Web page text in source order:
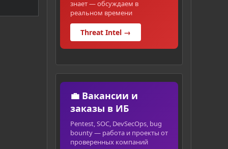
знает — обсуждаем в
реальном времени
Threat Intel →
💼 Вакансии и
заказы в ИБ
Pentest, SOC, DevSecOps, bug
bounty — работа и проекты от
проверенных компаний